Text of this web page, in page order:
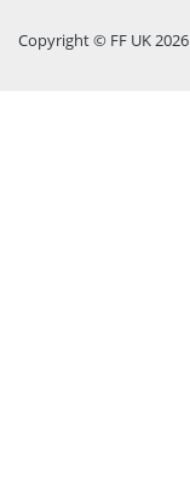
Copyright © FF UK 2026